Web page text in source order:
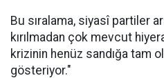
Bu sıralama, siyasî partiler
kırılmadan çok mevcut
krizinin henüz sandığa tam
gösteriyor."